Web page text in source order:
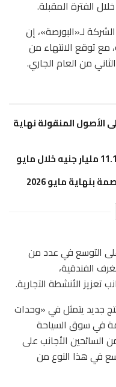
الفترة المقبلة.
لـ«البورصة»، إن
مع توقع الانتهاء من
من العام الجاري.
الأصول المنقولة نهاية
التوسع في عدد من
الفندقية،
تعزيز الأنشطة التجارية.
جديد يتمثل في «وحدات
في سوق السياحة
السائحين الأجانب على
في هذا النوع من